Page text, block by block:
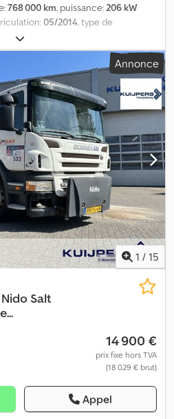
768 000 km, puissance:206 kW
05/2014, type de
25 700 kg
d'engrenage:automatique, classe
, largeur totale:
mm, volume de l'espace de
de l'espace de chargement:9 050
2 500 mm, hauteur de
mm, Année de construction: 2014
hayon élévateur, * Caisson
zone de chargement : 9 050 x 2 500
d’une capacité de 2 000 kg *
frigorifique Mitsubishi * Cabine
intégrale * Essieu suiveur
chauffants * Blocage de
* Boîte de vitesses
de vitesse * Caméra de
Annonce
1 / 15
Salt
14 900 €
prix fixe hors TVA
(18 029 € brut)
Appel